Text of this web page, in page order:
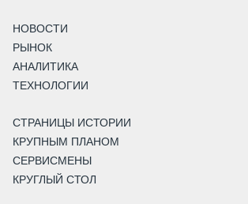
НОВОСТИ
РЫНОК
АНАЛИТИКА
ТЕХНОЛОГИИ
СТРАНИЦЫ ИСТОРИИ
КРУПНЫМ ПЛАНОМ
СЕРВИСМЕНЫ
КРУГЛЫЙ СТОЛ